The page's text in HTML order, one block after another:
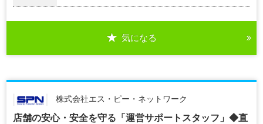
気になる
株式会社エス・ピー・ネットワーク
店舗の安心・安全を守る「運営サポートスタッフ」◆直